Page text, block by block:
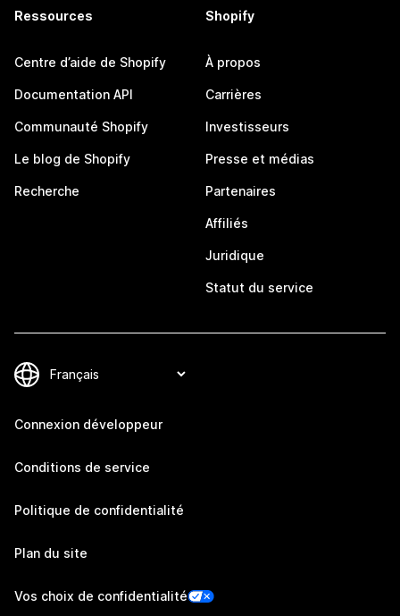
Ressources
Centre d’aide de Shopify
Documentation API
Communauté Shopify
Le blog de Shopify
Recherche
Shopify
À propos
Carrières
Investisseurs
Presse et médias
Partenaires
Affiliés
Juridique
Statut du service
Connexion développeur
Conditions de service
Politique de confidentialité
Plan du site
Vos choix de confidentialité